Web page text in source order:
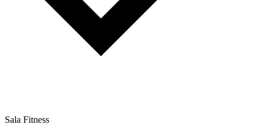
Sala Fitness